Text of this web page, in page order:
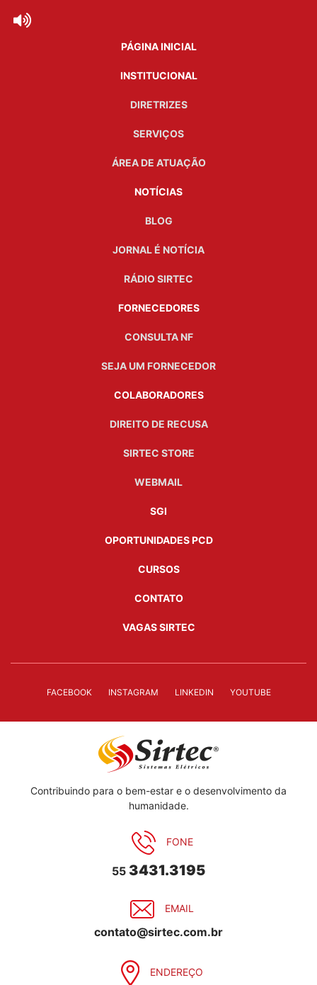
PÁGINA INICIAL
INSTITUCIONAL
DIRETRIZES
SERVIÇOS
ÁREA DE ATUAÇÃO
NOTÍCIAS
BLOG
JORNAL É NOTÍCIA
RÁDIO SIRTEC
FORNECEDORES
CONSULTA NF
SEJA UM FORNECEDOR
COLABORADORES
DIREITO DE RECUSA
SIRTEC STORE
WEBMAIL
SGI
OPORTUNIDADES PCD
CURSOS
CONTATO
VAGAS SIRTEC
FACEBOOK INSTAGRAM LINKEDIN YOUTUBE
Contribuindo para o bem-estar e o desenvolvimento da
humanidade.
FONE
55 3431.3195
EMAIL
contato@sirtec.com.br
ENDEREÇO